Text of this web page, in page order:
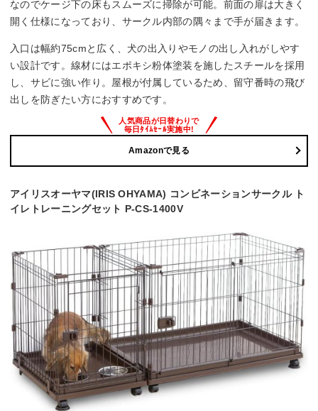
なのでケージ下の床もスムーズに掃除が可能。前面の扉は大きく
開く仕様になっており、サークル内部の隅々まで手が届きます。
入口は幅約75cmと広く、犬の出入りやモノの出し入れがしやす
い設計です。線材にはエポキシ粉体塗装を施したスチールを採用
し、サビに強い作り。屋根が付属しているため、留守番時の飛び
出しを防ぎたい方におすすめです。
Amazonで見る
アイリスオーヤマ(IRIS OHYAMA) コンビネーションサークル ト
イレトレーニングセット P-CS-1400V